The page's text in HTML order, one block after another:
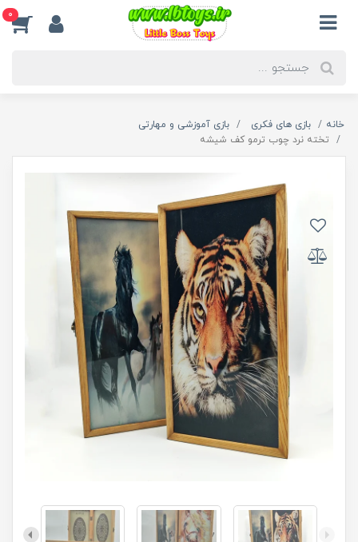
0
خانه بازی های فکری
بازی آموزشی و مهارتی
تخته نرد چوب ترمو کف شیشه